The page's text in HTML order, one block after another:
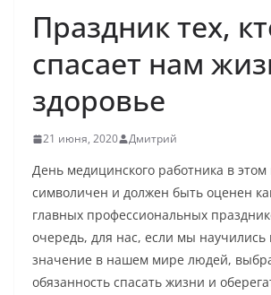
Праздник тех,
спасает нам
здоровье
21 июня, 2020 Дмитрий
День медицинского работника в этом
символичен и должен быть оценен
главных профессиональных
очередь, для нас, если мы научились
значение в нашем мире людей,
обязанность спасать жизни и